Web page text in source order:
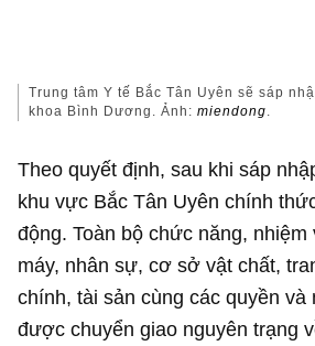
Trung tâm Y tế Bắc Tân Uyên sẽ sáp
khoa Bình Dương. Ảnh:miendong.
Theo quyết định, sau khi sáp
khu vực Bắc Tân Uyên chính
động. Toàn bộ chức năng,
máy, nhân sự, cơ sở vật chất,
chính, tài sản cùng các quyền và
được chuyển giao nguyên trạng